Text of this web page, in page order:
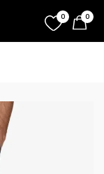
0 0